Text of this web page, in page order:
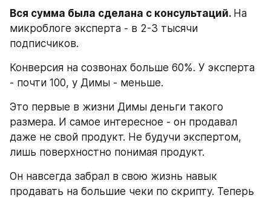
Вся сумма была сделана с консультаций. На
микроблоге эксперта - в 2-3 тысячи
подписчиков.
Конверсия на созвонах больше 60%. У эксперта
- почти 100, у Димы - меньше.
Это первые в жизни Димы деньги такого
размера. И самое интересное - он продавал
даже не свой продукт. Не будучи экспертом,
лишь поверхностно понимая продукт.
Он навсегда забрал в свою жизнь навык
продавать на большие чеки по скрипту. Теперь